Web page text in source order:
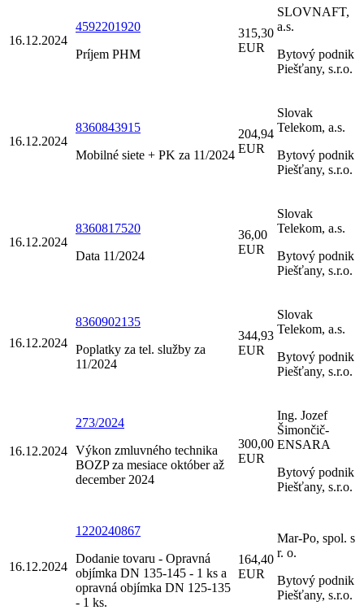
16.12.2024
4592201920
Príjem PHM
315,30
EUR
SLOVNAFT,
a.s.
Bytový podnik
Piešťany, s.r.o.
16.12.2024
8360843915
Mobilné siete + PK za 11/2024
204,94
EUR
Slovak
Telekom, a.s.
Bytový podnik
Piešťany, s.r.o.
16.12.2024
8360817520
Data 11/2024
36,00
EUR
Slovak
Telekom, a.s.
Bytový podnik
Piešťany, s.r.o.
16.12.2024
8360902135
Poplatky za tel. služby za
11/2024
344,93
EUR
Slovak
Telekom, a.s.
Bytový podnik
Piešťany, s.r.o.
16.12.2024
273/2024
Výkon zmluvného technika
BOZP za mesiace október až
december 2024
300,00
EUR
Ing. Jozef
Šimončič-
ENSARA
Bytový podnik
Piešťany, s.r.o.
16.12.2024
1220240867
Dodanie tovaru - Opravná
objímka DN 135-145 - 1 ks a
opravná objímka DN 125-135
- 1 ks.
164,40
EUR
Mar-Po, spol. s
r. o.
Bytový podnik
Piešťany, s.r.o.